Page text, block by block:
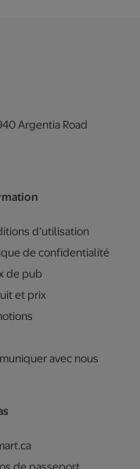
Argentia Road
d’utilisation
de confidentialité
de pub
et prix
avec nous